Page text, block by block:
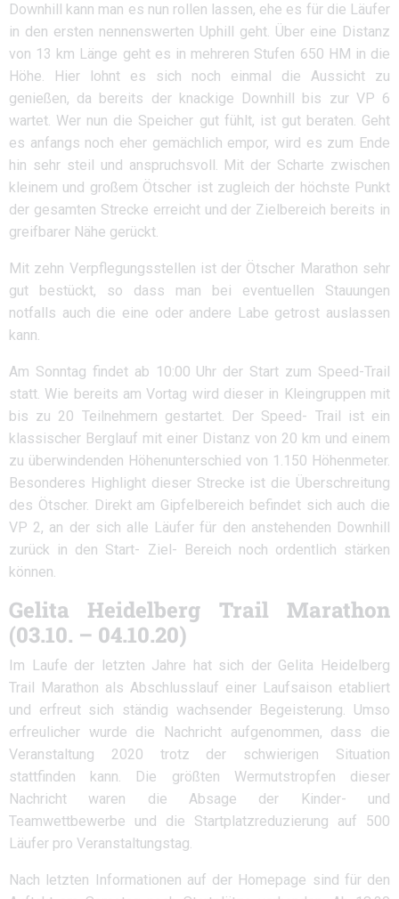
Downhill kann man es nun rollen lassen, ehe es für die Läufer
in den ersten nennenswerten Uphill geht. Über eine Distanz
von 13 km Länge geht es in mehreren Stufen 650 HM in die
Höhe. Hier lohnt es sich noch einmal die Aussicht zu
genießen, da bereits der knackige Downhill bis zur VP 6
wartet. Wer nun die Speicher gut fühlt, ist gut beraten. Geht
es anfangs noch eher gemächlich empor, wird es zum Ende
hin sehr steil und anspruchsvoll. Mit der Scharte zwischen
kleinem und großem Ötscher ist zugleich der höchste Punkt
der gesamten Strecke erreicht und der Zielbereich bereits in
greifbarer Nähe gerückt.
Mit zehn Verpflegungsstellen ist der Ötscher Marathon sehr
gut bestückt, so dass man bei eventuellen Stauungen
notfalls auch die eine oder andere Labe getrost auslassen
kann.
Am Sonntag findet ab 10:00 Uhr der Start zum Speed-Trail
statt. Wie bereits am Vortag wird dieser in Kleingruppen mit
bis zu 20 Teilnehmern gestartet. Der Speed- Trail ist ein
klassischer Berglauf mit einer Distanz von 20 km und einem
zu überwindenden Höhenunterschied von 1.150 Höhenmeter.
Besonderes Highlight dieser Strecke ist die Überschreitung
des Ötscher. Direkt am Gipfelbereich befindet sich auch die
VP 2, an der sich alle Läufer für den anstehenden Downhill
zurück in den Start- Ziel- Bereich noch ordentlich stärken
können.
Gelita Heidelberg Trail Marathon
(03.10. – 04.10.20)
Im Laufe der letzten Jahre hat sich der Gelita Heidelberg
Trail Marathon als Abschlusslauf einer Laufsaison etabliert
und erfreut sich ständig wachsender Begeisterung. Umso
erfreulicher wurde die Nachricht aufgenommen, dass die
Veranstaltung 2020 trotz der schwierigen Situation
stattfinden kann. Die größten Wermutstropfen dieser
Nachricht waren die Absage der Kinder- und
Teamwettbewerbe und die Startplatzreduzierung auf 500
Läufer pro Veranstaltungstag.
Nach letzten Informationen auf der Homepage sind für den